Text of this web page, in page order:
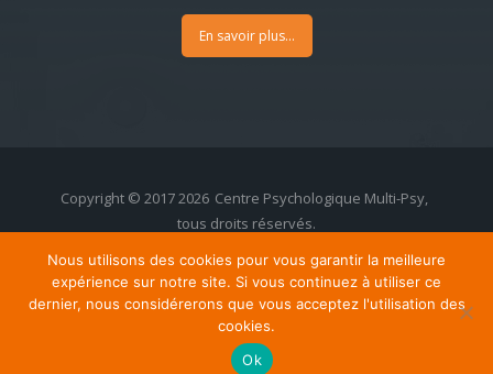
En savoir plus...
Copyright © 2017 2026 Centre Psychologique Multi-Psy,
tous droits réservés.
psychologues, (psycho)thérapeutes - et
hypnothérapeutes.
- Politique de Protection de la Vie Privée
Nous utilisons des cookies pour vous garantir la meilleure
expérience sur notre site. Si vous continuez à utiliser ce
dernier, nous considérerons que vous acceptez l'utilisation des
cookies.
Ok